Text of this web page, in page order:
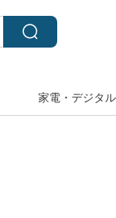
家電・デジタル